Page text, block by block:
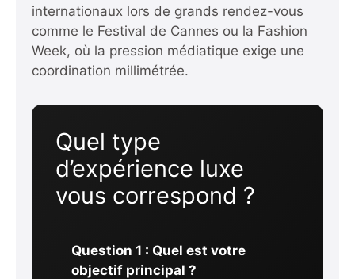
internationaux lors de grands rendez-vous
comme le Festival de Cannes ou la Fashion
Week, où la pression médiatique exige une
coordination millimétrée.
Quel type
d’expérience luxe
vous correspond ?
Question 1 : Quel est votre
objectif principal ?